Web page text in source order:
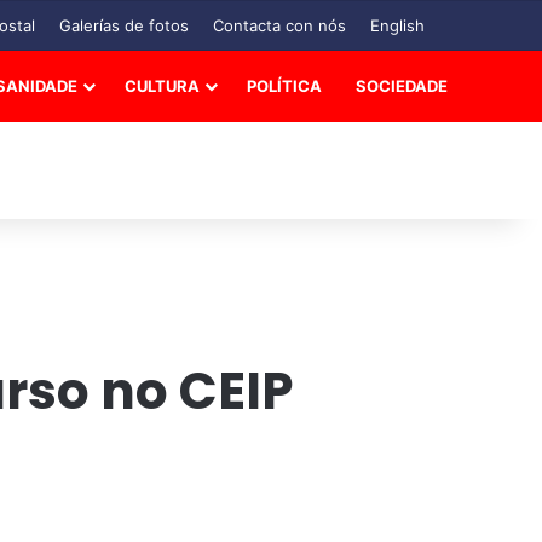
Galerías de fotos Contacta con nós English
CULTURA POLÍTICA SOCIEDADE
no CEIP